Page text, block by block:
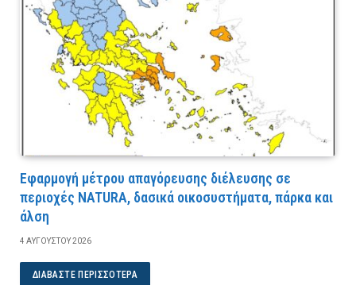
Εφαρμογή μέτρου απαγόρευσης διέλευσης σε
περιοχές NATURA, δασικά οικοσυστήματα, πάρκα και
άλση
4 ΑΥΓΟΎΣΤΟΥ 2026
ΔΙΑΒΆΣΤΕ ΠΕΡΙΣΣΌΤΕΡΑ